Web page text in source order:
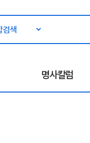
명사칼럼